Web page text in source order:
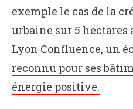
exemple le cas de la
urbaine sur 5 hectares
Lyon Confluence, un
reconnu pour ses
énergie positive.